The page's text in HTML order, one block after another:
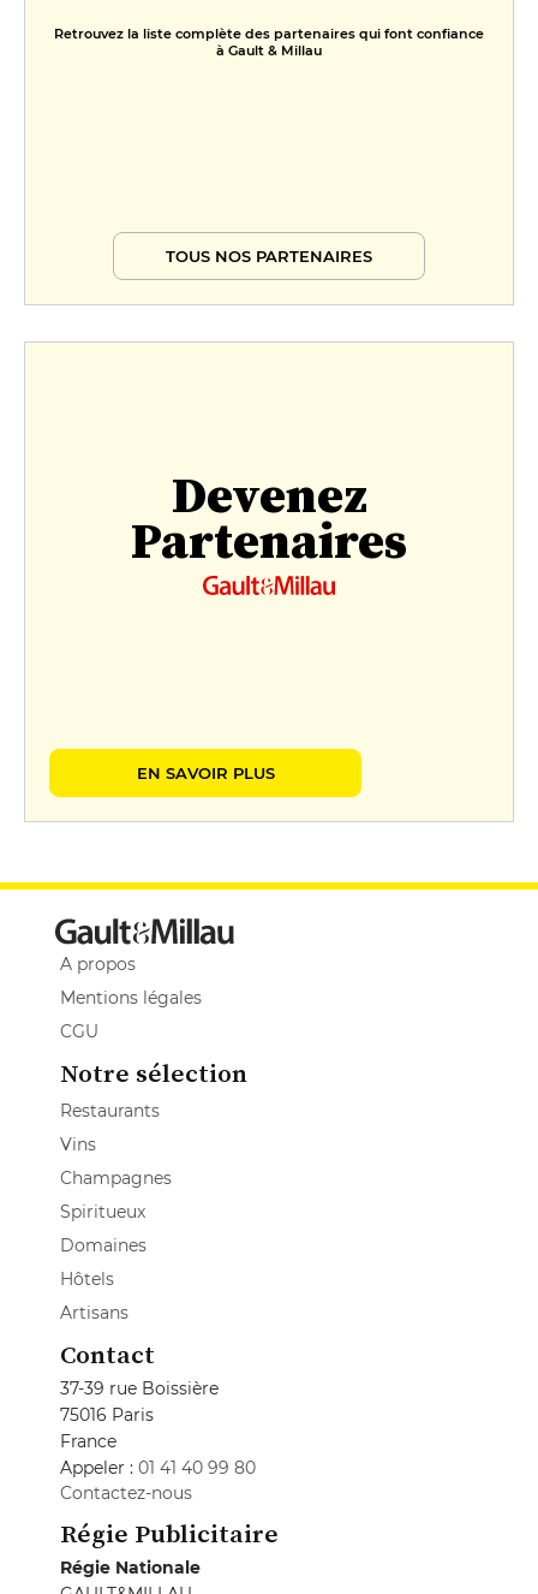
Retrouvez la liste complète des partenaires qui font confiance
à Gault & Millau
TOUS NOS PARTENAIRES
Devenez
Partenaires
EN SAVOIR PLUS
A propos
Mentions légales
CGU
Notre sélection
Restaurants
Vins
Champagnes
Spiritueux
Domaines
Hôtels
Artisans
Contact
37-39 rue Boissière
75016 Paris
France
Appeler : 01 41 40 99 80
Contactez-nous
Régie Publicitaire
Régie Nationale